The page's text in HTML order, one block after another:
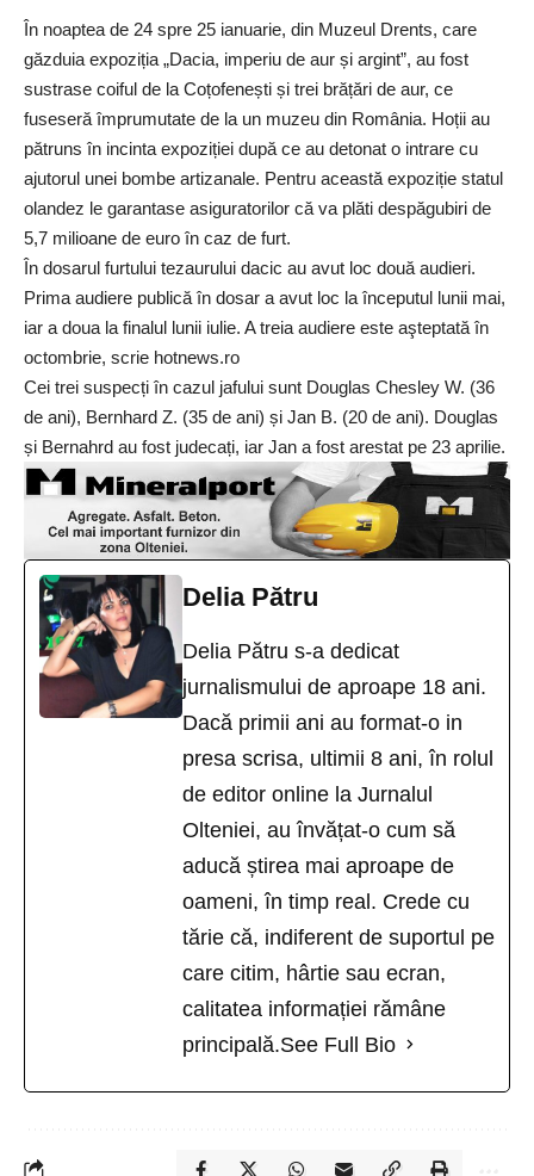
În noaptea de 24 spre 25 ianuarie, din Muzeul Drents, care
găzduia expoziția „Dacia, imperiu de aur și argint”, au fost
sustrase coiful de la Coțofenești și trei brățări de aur, ce
fuseseră împrumutate de la un muzeu din România. Hoții au
pătruns în incinta expoziției după ce au detonat o intrare cu
ajutorul unei bombe artizanale. Pentru această expoziție statul
olandez le garantase asiguratorilor că va plăti despăgubiri de
5,7 milioane de euro în caz de furt.
În dosarul furtului tezaurului dacic au avut loc două audieri.
Prima audiere publică în dosar a avut loc la începutul lunii mai,
iar a doua la finalul lunii iulie. A treia audiere este aşteptată în
octombrie, scrie hotnews.ro
Cei trei suspecți în cazul jafului sunt Douglas Chesley W. (36
de ani), Bernhard Z. (35 de ani) și Jan B. (20 de ani). Douglas
și Bernahrd au fost judecați, iar Jan a fost arestat pe 23 aprilie.
Delia Pătru
Delia Pătru s-a dedicat
jurnalismului de aproape 18 ani.
Dacă primii ani au format-o in
presa scrisa, ultimii 8 ani, în rolul
de editor online la Jurnalul
Olteniei, au învățat-o cum să
aducă știrea mai aproape de
oameni, în timp real. Crede cu
tărie că, indiferent de suportul pe
care citim, hârtie sau ecran,
calitatea informației rămâne
principală.See Full Bio